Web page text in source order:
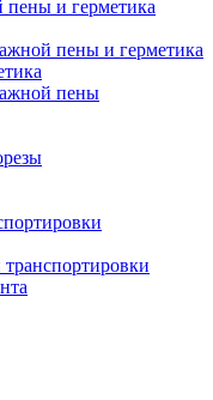
и герметика
пены и герметика
пены